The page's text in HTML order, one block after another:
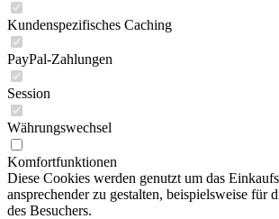
Kundenspezifisches Caching
PayPal-Zahlungen
Session
Währungswechsel
Komfortfunktionen
Diese Cookies werden genutzt um das
ansprechender zu gestalten, beispielsweise für
des Besuchers.